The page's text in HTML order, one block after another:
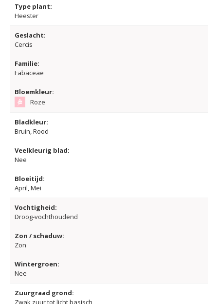
Type plant:
Heester
Geslacht:
Cercis
Familie:
Fabaceae
Bloemkleur:
Roze
Bladkleur:
Bruin, Rood
Veelkleurig blad:
Nee
Bloeitijd:
April, Mei
Vochtigheid:
Droog-vochthoudend
Zon / schaduw:
Zon
Wintergroen:
Nee
Zuurgraad grond:
Zwak zuur tot licht basisch